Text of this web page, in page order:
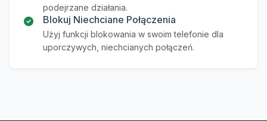
podejrzane działania.
Blokuj Niechciane Połączenia
Użyj funkcji blokowania w swoim telefonie dla
uporczywych, niechcianych połączeń.